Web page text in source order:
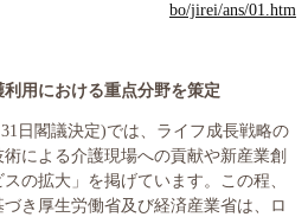
bo/jirei/ans/01.htm
用における重点分野を策定
31 日閣議決定)では、ライフ成長戦略の
による介護現場への貢献や新産業創
の拡大」を掲げています。この程、
き厚生労働省及び経済産業省は、ロ